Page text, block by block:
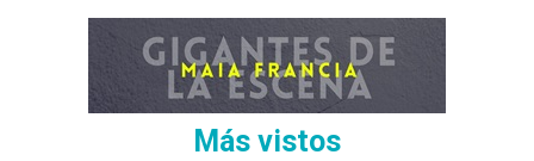
Más vistos